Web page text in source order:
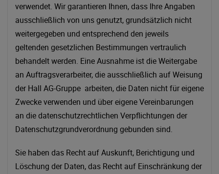
verwendet. Wir garantieren Ihnen, dass Ihre Angaben
ausschließlich von uns genutzt, grundsätzlich nicht
weitergegeben und entsprechend den jeweils
geltenden gesetzlichen Bestimmungen vertraulich
behandelt werden. Eine Ausnahme ist die Weitergabe
an Auftragsverarbeiter, die ausschließlich auf Weisung
der Hall AG-Gruppe arbeiten, die Daten nicht für eigene
Zwecke verwenden und über eigene Vereinbarungen
an die datenschutzrechtlichen Verpflichtungen der
Datenschutzgrundverordnung gebunden sind.
Sie haben das Recht auf Auskunft, Berichtigung und
Löschung der Daten, das Recht auf Einschränkung der